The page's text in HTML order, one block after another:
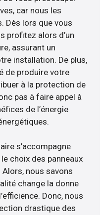
car nous les
Dès lors que vous
profitez alors d’un
assurant un
installation. De plus,
de produire votre
à la protection de
pas à faire appel à
de l’énergie
s’accompagne
choix des panneaux
nous savons
change la donne
Donc, nous
drastique des